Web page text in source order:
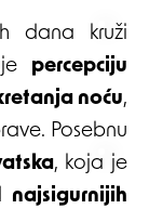
percepciju
noću,
Posebnu
, koja je
najsigurnijih